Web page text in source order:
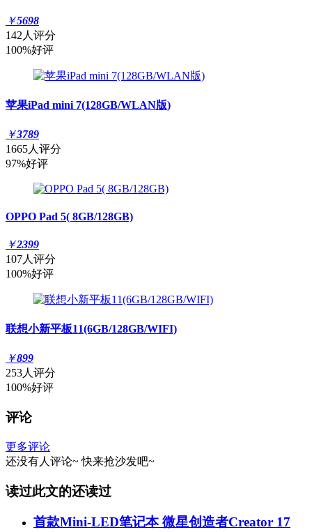
￥5698
142人评分
100%好评
苹果iPad mini 7(128GB/WLAN版)
￥3789
1665人评分
97%好评
OPPO Pad 5( 8GB/128GB)
￥2399
107人评分
100%好评
联想小新平板11(6GB/128GB/WIFI)
￥899
253人评分
100%好评
评论
更多评论
还没有人评论~ 快来抢沙发吧~
读过此文的还读过
首款Mini-LED笔记本 微星创造者Creator 17